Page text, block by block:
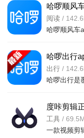
哈啰顺风
最新版
阅读 /
哈啰出行
安卓版
出行 /
度咔剪辑
工具 /